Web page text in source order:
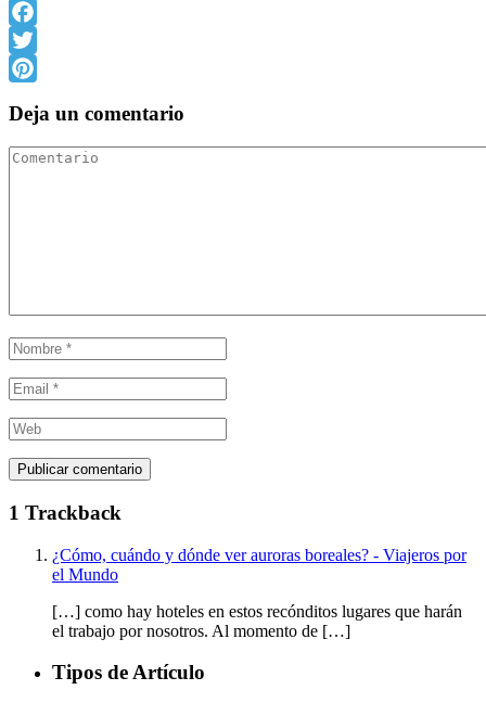
Facebook
Twitter
Deja un comentario
1 Trackback
¿Cómo, cuándo y dónde ver auroras boreales? - Viajeros por
el Mundo
[…] como hay hoteles en estos recónditos lugares que harán
el trabajo por nosotros. Al momento de […]
Tipos de Artículo